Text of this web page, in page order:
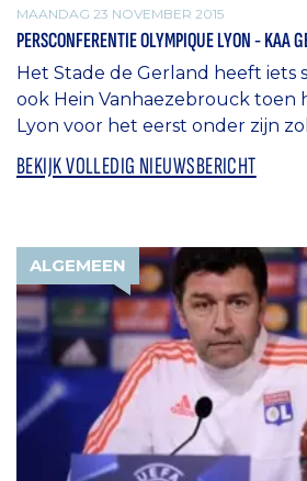
MAANDAG 23 NOVEMBER 2015
PERSCONFERENTIE OLYMPIQUE LYON - KAA
Het Stade de Gerland heeft iets
ook Hein Vanhaezebrouck toen
Lyon voor het eerst onder zijn
BEKIJK VOLLEDIG NIEUWSBERICHT
ALGEMEEN